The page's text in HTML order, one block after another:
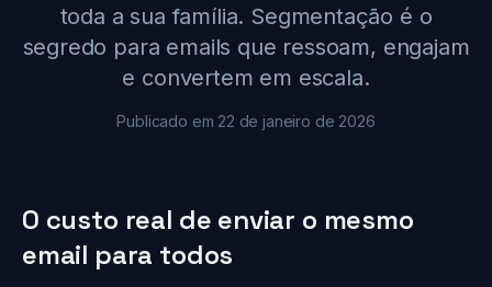
toda a sua família. Segmentação é o
segredo para emails que ressoam, engajam
e convertem em escala.
Publicado em 22 de janeiro de 2026
O custo real de enviar o mesmo
email para todos